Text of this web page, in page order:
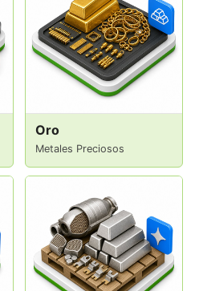
Oro
Metales Preciosos